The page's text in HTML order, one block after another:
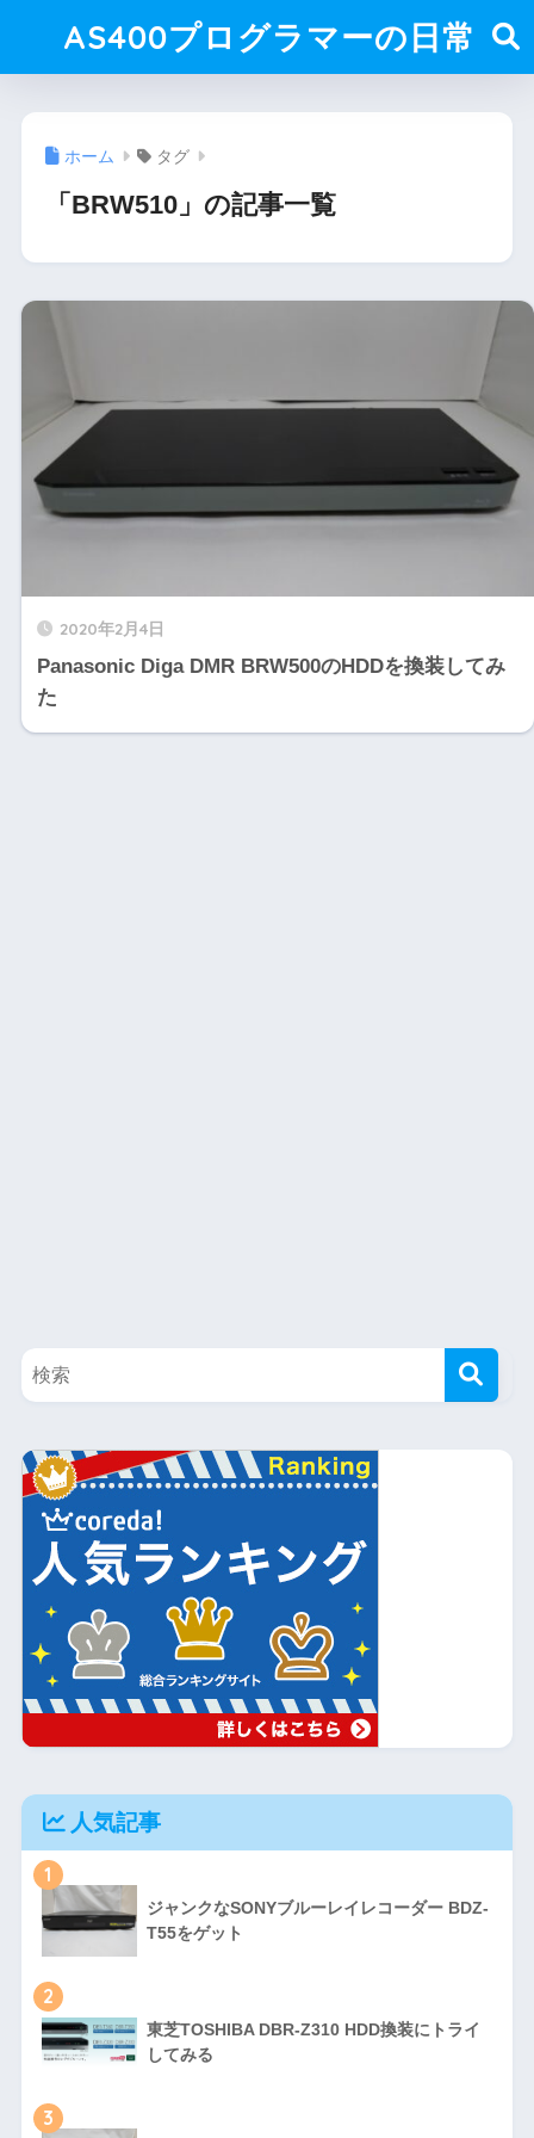
AS400プログラマーの日常
ホーム タグ
「BRW510」の記事一覧
2020年2月4日
Panasonic Diga DMR BRW500のHDDを換装してみ
た
人気記事
1
ジャンクなSONYブルーレイレコーダー BDZ-
T55をゲット
2
東芝TOSHIBA DBR-Z310 HDD換装にトライ
してみる
3